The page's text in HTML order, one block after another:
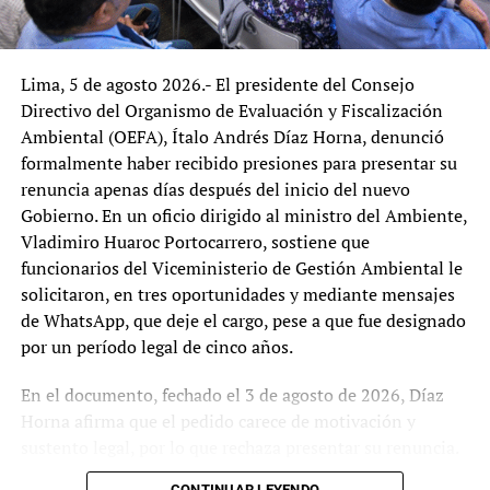
balotaje marcado…
ONPE al 99.2%: Keiko Fujimori y
Roberto Sánchez pasan
oficialmente a la segunda vuelta
Lima, 8 de mayo de 2026.- En
una actualización decisiva que
marca el cierre del conteo oficial, la Oficina
Nacional de Procesos Electorales (ONPE) informó
que, al 99.210% de actas contabilizadas, los…
Roberto Sánchez lanza
precandidatura presidencial por
Juntos por el Perú desde Cusco
Desde la base regional cusqueña
Lima, 5 de agosto 2026.- El presidente del Consejo
Directivo del Organismo de Evaluación y Fiscalización
Ambiental (OEFA), Ítalo Andrés Díaz Horna, denunció
formalmente haber recibido presiones para presentar su
renuncia apenas días después del inicio del nuevo
Gobierno. En un oficio dirigido al ministro del Ambiente,
Vladimiro Huaroc Portocarrero, sostiene que
funcionarios del Viceministerio de Gestión Ambiental le
solicitaron, en tres oportunidades y mediante mensajes
de WhatsApp, que deje el cargo, pese a que fue designado
por un período legal de cinco años.
En el documento, fechado el 3 de agosto de 2026, Díaz
Horna afirma que el pedido carece de motivación y
Argumenta que la Presidencia del Consejo Directivo del